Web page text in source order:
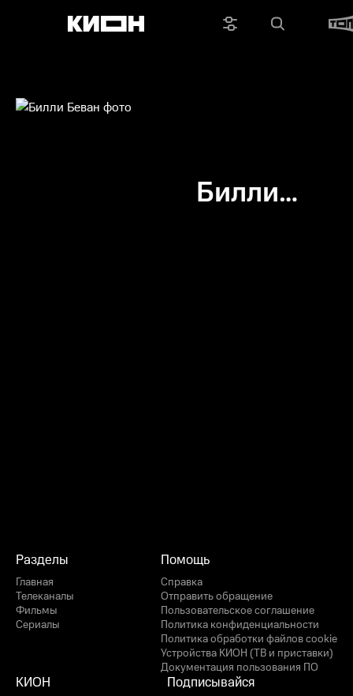
Билли
Разделы
Главная
Телеканалы
Фильмы
Сериалы
Помощь
Справка
Отправить обращение
Пользовательское соглашение
Политика конфиденциальности
Политика обработки файлов cookie
Устройства КИОН (ТВ и приставки)
Документация пользования ПО
КИОН Подписывайся